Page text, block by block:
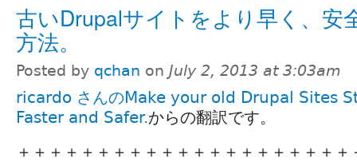
古いDrupalサイトをより早く、安
方法。
Posted by qchan on July 2, 2013 at 3:03am
ricardo さんのMake your old Drupal Sites
Faster and Safer.からの翻訳です。
＋＋＋＋＋＋＋＋＋＋＋＋＋＋＋＋＋＋＋＋＋